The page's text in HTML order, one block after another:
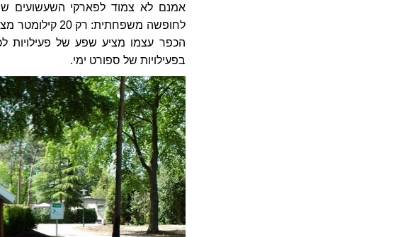
אמנם לא צמוד לפארקי השעשועים
לחופשה
הכפר עצמו מציע שפע של פעילויות
בפעילויות של ספורט ימי.